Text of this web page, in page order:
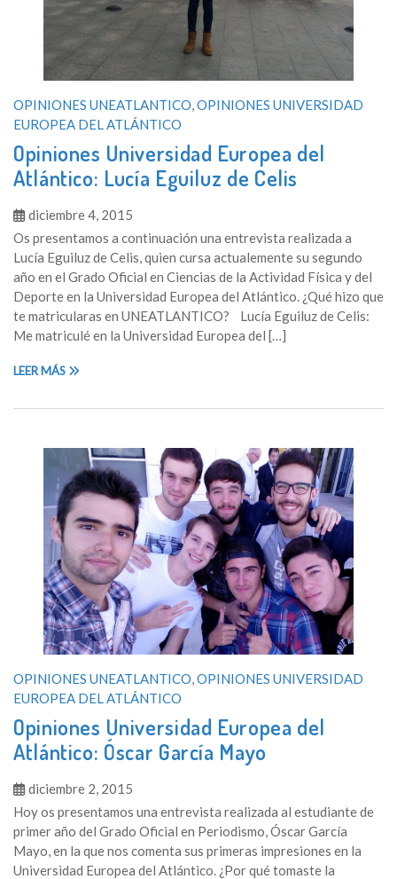
OPINIONES UNEATLANTICO,OPINIONES UNIVERSIDAD
EUROPEA DEL ATLÁNTICO
Opiniones Universidad Europea del
Atlántico: Lucía Eguiluz de Celis
diciembre 4, 2015
Os presentamos a continuación una entrevista realizada a
Lucía Eguiluz de Celis, quien cursa actualemente su segundo
año en el Grado Oficial en Ciencias de la Actividad Física y del
Deporte en la Universidad Europea del Atlántico. ¿Qué hizo que
te matricularas en UNEATLANTICO? Lucía Eguiluz de Celis:
Me matriculé en la Universidad Europea del […]
LEER MÁS
OPINIONES UNEATLANTICO,OPINIONES UNIVERSIDAD
EUROPEA DEL ATLÁNTICO
Opiniones Universidad Europea del
Atlántico: Óscar García Mayo
diciembre 2, 2015
Hoy os presentamos una entrevista realizada al estudiante de
primer año del Grado Oficial en Periodismo, Óscar García
Mayo, en la que nos comenta sus primeras impresiones en la
Universidad Europea del Atlántico. ¿Por qué tomaste la